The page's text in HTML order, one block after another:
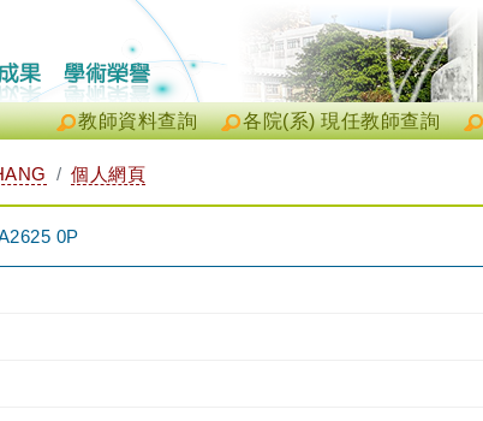
各院(系) 現任教師查詢
教師資料查詢
個人網頁
0P